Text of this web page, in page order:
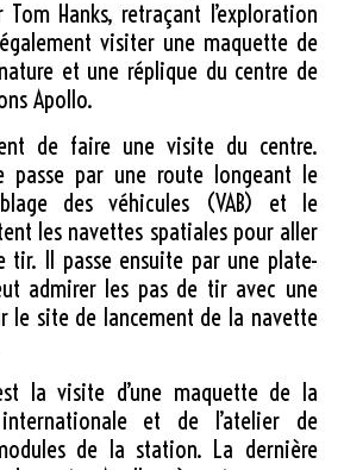
Hanks, retraçant l’exploration
visiter une maquette de
et une réplique du centre de
Apollo.
de faire une visite du centre.
passe par une route longeant le
des véhicules (VAB) et le
les navettes spatiales pour aller
tir. Il passe ensuite par une plate-
admirer les pas de tir avec une
le site de lancement de la navette
la visite d’une maquette de la
et de l’atelier de
de la station. La dernière